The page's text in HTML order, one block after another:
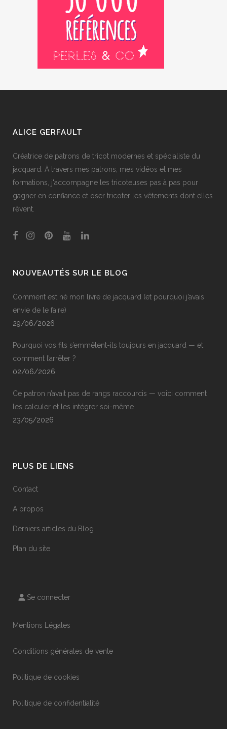
ALICE GERFAULT
Créatrice de patrons de tricot modernes et spécialiste du
jacquard. À travers mes patrons, mes vidéos et mes
formations, j'accompagne les tricoteuses pas à pas pour
gagner en confiance et oser tricoter les vêtements dont elles
rêvent.
NOUVEAUTÉS SUR LE BLOG
Comment est né mon livre de jacquard (et pourquoi j’avais
envie de le faire)
29/06/2026
Pourquoi vos fils s’emmêlent-ils toujours en jacquard — et
comment l’arrêter ?
02/06/2026
Ce patron n’avait pas de rangs raccourcis — voici comment
les calculer et les intégrer soi-même
23/05/2026
PLUS DE LIENS
Contact
A propos
Derniers articles du Blog
Plan du site
Se connecter
Mentions Légales
Conditions générales de vente
Politique de cookies
Politique de confidentialité